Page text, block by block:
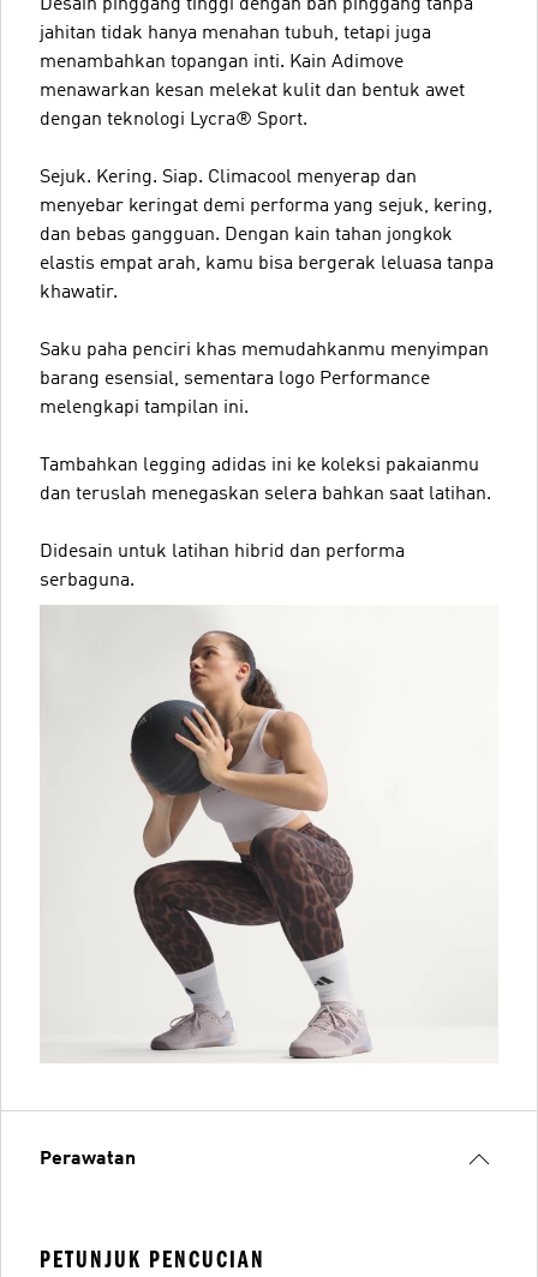
Desain pinggang tinggi dengan ban pinggang tanpa
jahitan tidak hanya menahan tubuh, tetapi juga
menambahkan topangan inti. Kain Adimove
menawarkan kesan melekat kulit dan bentuk awet
dengan teknologi Lycra® Sport.
Sejuk. Kering. Siap. Climacool menyerap dan
menyebar keringat demi performa yang sejuk, kering,
dan bebas gangguan. Dengan kain tahan jongkok
elastis empat arah, kamu bisa bergerak leluasa tanpa
khawatir.
Saku paha penciri khas memudahkanmu menyimpan
barang esensial, sementara logo Performance
melengkapi tampilan ini.
Tambahkan legging adidas ini ke koleksi pakaianmu
dan teruslah menegaskan selera bahkan saat latihan.
Didesain untuk latihan hibrid dan performa
serbaguna.
Perawatan
PETUNJUK PENCUCIAN